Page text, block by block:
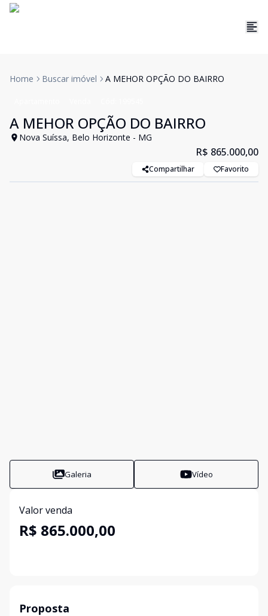
Home Buscar imóvel A MEHOR OPÇÃO DO BAIRRO
A MEHOR OPÇÃO DO BAIRRO
Nova Suíssa, Belo Horizonte - MG
R$ 865.000,00
Compartilhar Favorito
Galeria Vídeo
Valor venda
R$ 865.000,00
Proposta